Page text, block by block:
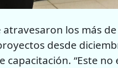
los más de
desde
“Este no